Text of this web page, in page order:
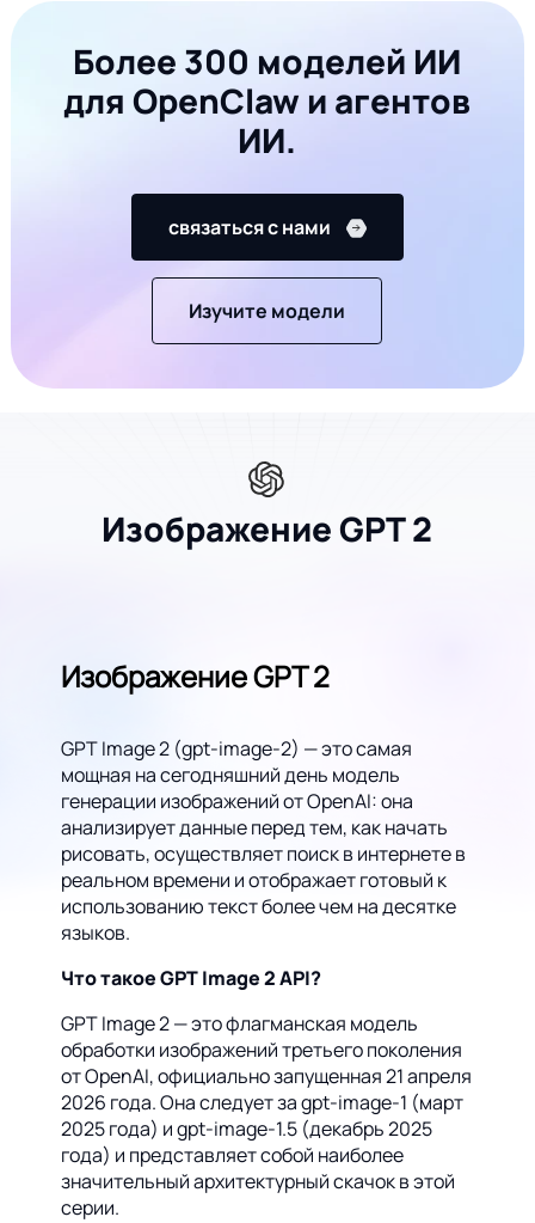
Более 300 моделей ИИ
для OpenClaw и агентов
ИИ.
связаться с нами
Изучите модели
Изображение GPT 2
Изображение GPT 2
GPT Image 2 (gpt-image-2) — это самая
мощная на сегодняшний день модель
генерации изображений от OpenAI: она
анализирует данные перед тем, как начать
рисовать, осуществляет поиск в интернете в
реальном времени и отображает готовый к
использованию текст более чем на десятке
языков.
Что такое GPT Image 2 API?
GPT Image 2 — это флагманская модель
обработки изображений третьего поколения
от OpenAI, официально запущенная 21 апреля
2026 года. Она следует за gpt-image-1 (март
2025 года) и gpt-image-1.5 (декабрь 2025
года) и представляет собой наиболее
значительный архитектурный скачок в этой
серии.